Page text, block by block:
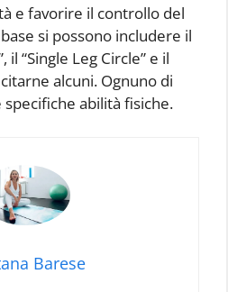
e favorire il controllo del
si possono includere il
il “Single Leg Circle” e il
alcuni. Ognuno di
abilità fisiche.
Barese